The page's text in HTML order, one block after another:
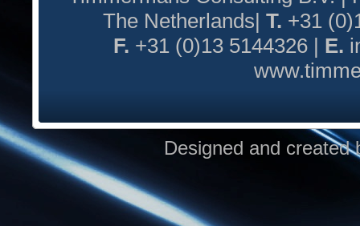
The Netherlands| T. +31
F. +31 (0)13 5144326 | E.
Designed and created